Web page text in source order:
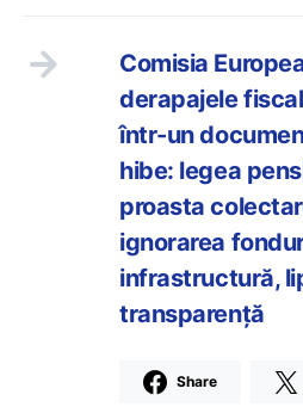
Comisia
derapajele
într-un
hibe: legea
proasta
ignorarea
infrastructură,
transparență
Share